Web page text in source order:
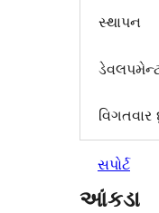
સ્થાપન
વિગતવાર
સપોર્ટ
આંકડા